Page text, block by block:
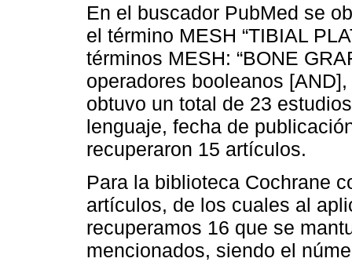
En el buscador PubMed se
el término MESH “TIBIAL
términos MESH: “BONE
operadores booleanos
obtuvo un total de 23
lenguaje, fecha de
recuperaron 15 artículos.
Para la biblioteca Cochrane
artículos, de los cuales al
recuperamos 16 que se
mencionados, siendo el